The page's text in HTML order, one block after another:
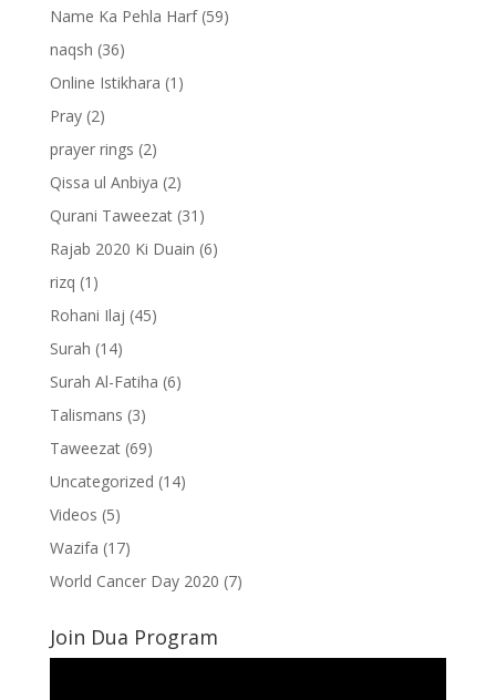
Name Ka Pehla Harf(59)
naqsh (36)
Online Istikhara (1)
Pray(2)
prayer rings (2)
Qissa ul Anbiya (2)
Qurani Taweezat(31)
Rajab 2020 Ki Duain (6)
rizq (1)
Rohani Ilaj (45)
Surah (14)
Surah Al-Fatiha (6)
Talismans (3)
Taweezat(69)
Uncategorized (14)
Videos (5)
Wazifa (17)
World Cancer Day 2020 (7)
Join Dua Program